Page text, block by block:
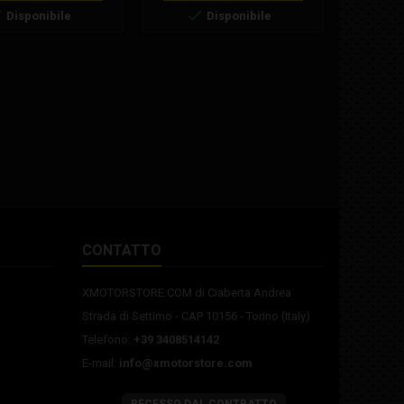
2t special, Vespa 125
Disponibile
125 C9, Gilera, Gilera Rv 125,
 Disponibile
CONTATTO
XMOTORSTORE.COM di Ciaberta Andrea
Strada di Settimo - CAP 10156 - Torino (Italy)
Telefono: +39 3408514142
E-mail: info@xmotorstore.com